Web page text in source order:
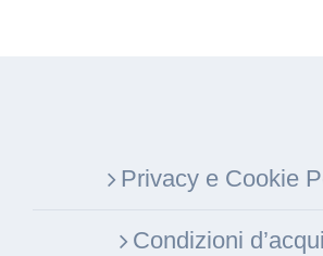
Privacy e Cookie
Condizioni